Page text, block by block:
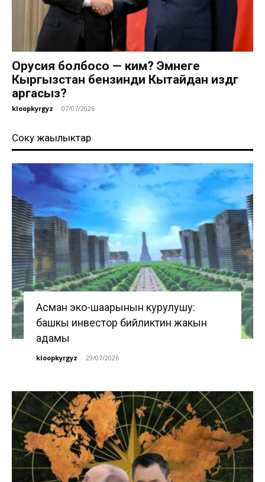
Орусия болбосо — ким? Эмнеге
Кыргызстан бензинди Кытайдан издөөгө
аргасыз?
kloopkyrgyz - 07/07/2026
Соңку жаңылыктар
Асман эко-шаарынын курулушу:
башкы инвестор бийликтин жакын
адамы
kloopkyrgyz - 29/07/2026